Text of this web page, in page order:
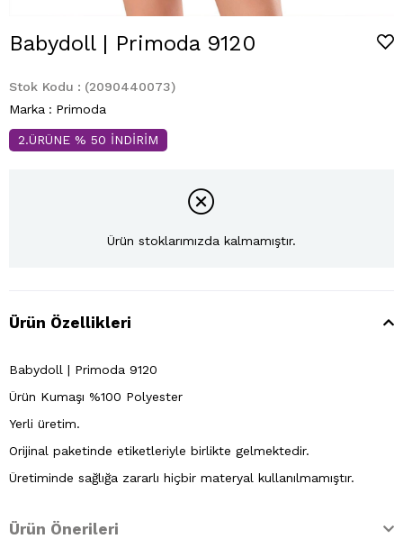
Babydoll | Primoda 9120
Stok Kodu
(2090440073)
Marka : Primoda
2.ÜRÜNE % 50 İNDİRİM
Ürün stoklarımızda kalmamıştır.
Ürün Özellikleri
Babydoll | Primoda 9120
Ürün Kumaşı %100 Polyester
Yerli üretim.
Orijinal paketinde etiketleriyle birlikte gelmektedir.
Üretiminde sağlığa zararlı hiçbir materyal kullanılmamıştır.
Ürün Önerileri